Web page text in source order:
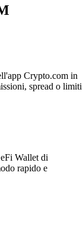
Crypto.com in
spread o limiti
Wallet di
rapido e